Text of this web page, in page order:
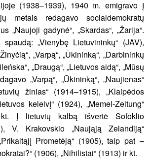
(1938–1939), 1940 m. emigravo į
metais redagavo socialdemokratų
„Naujoji gadynė“, „Skardas“, „Žarija“.
„Vienybę Lietuvininkų“ (JAV),
„Varpą“, „Ūkininką“, „Darbininkų
„Draugą“, „Lietuvos aidą“, „Mūsų
„Varpą“, „Ūkininką“, „Naujienas“
žinias“ (1914–1915), „Klaipėdos
keleivį“ (1924), „Memel-Zeitung“
Į lietuvių kalbą išvertė Sofoklio
V. Krakovskio „Naująją Zelandiją“
Prometėją“ (1905), taip pat –
(1906), „Nihilistai“ (1913) ir kt.